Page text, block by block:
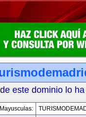
este dominio lo
Mayusculas: